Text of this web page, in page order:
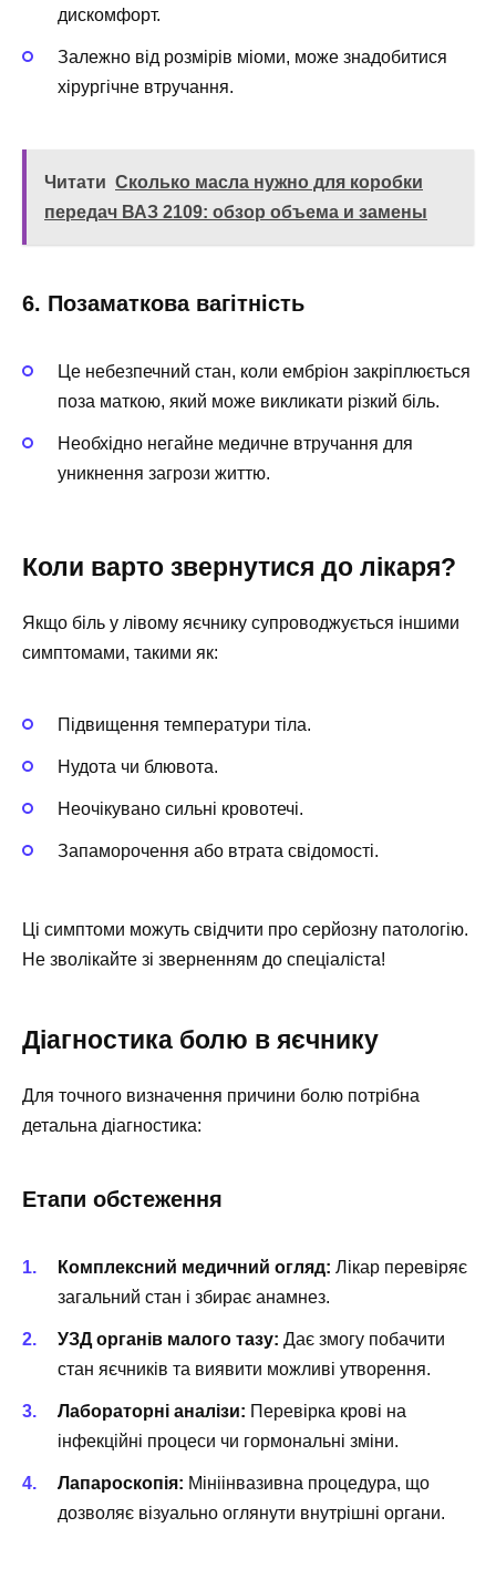
дискомфорт.
Залежно від розмірів міоми, може знадобитися
хірургічне втручання.
Читати Сколько масла нужно для коробки
передач ВАЗ 2109: обзор объема и замены
6. Позаматкова вагітність
Це небезпечний стан, коли ембріон закріплюється
поза маткою, який може викликати різкий біль.
Необхідно негайне медичне втручання для
уникнення загрози життю.
Коли варто звернутися до лікаря?
Якщо біль у лівому яєчнику супроводжується іншими
симптомами, такими як:
Підвищення температури тіла.
Нудота чи блювота.
Неочікувано сильні кровотечі.
Запаморочення або втрата свідомості.
Ці симптоми можуть свідчити про серйозну патологію.
Не зволікайте зі зверненням до спеціаліста!
Діагностика болю в яєчнику
Для точного визначення причини болю потрібна
детальна діагностика:
Етапи обстеження
Комплексний медичний огляд: Лікар перевіряє
загальний стан і збирає анамнез.
УЗД органів малого тазу: Дає змогу побачити
стан яєчників та виявити можливі утворення.
Лабораторні аналізи: Перевірка крові на
інфекційні процеси чи гормональні зміни.
Лапароскопія: Мініінвазивна процедура, що
дозволяє візуально оглянути внутрішні органи.